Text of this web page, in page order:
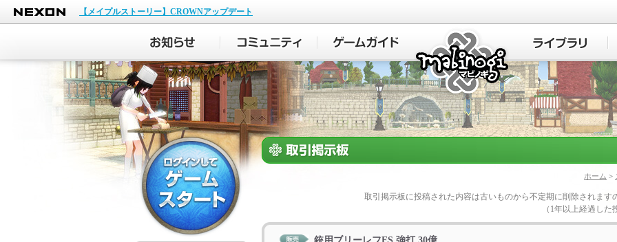
NEXON
【メイプルストーリー】CROWNアップデート
マビノギ
ホーム >
取引掲示板に投稿された内容は古いものから不定期に削除されます
（1年以上経過した